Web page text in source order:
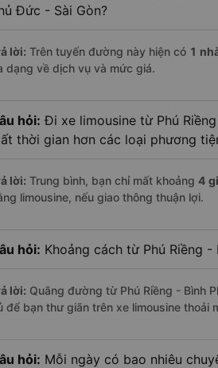
Đức - Sài Gòn?
lời: Trên tuyến đường này hiện có 1
dạng về dịch vụ và mức giá.
hỏi: Đi xe limousine từ Phú
thời gian hơn các loại phương
lời: Trung bình, bạn chỉ mất khoảng 4
limousine, nếu giao thông thuận lợi.
hỏi: Khoảng cách từ Phú Riềng
lời: Quãng đường từ Phú Riềng - Bình
để bạn thư giãn trên xe limousine thoải
hỏi: Mỗi ngày có bao nhiêu